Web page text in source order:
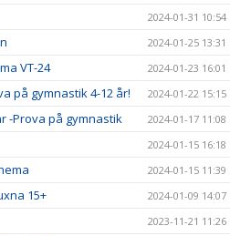
2024-01-31 10:54
2024-01-25 13:31
VT-24 2024-01-23 16:01
på gymnastik 4-12 år! 2024-01-22 15:15
-Prova på gymnastik 2024-01-17 11:08
2024-01-15 16:18
2024-01-15 11:39
15+ 2024-01-09 14:07
2023-11-21 11:26